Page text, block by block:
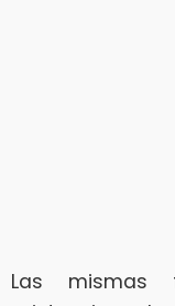
Las mismas